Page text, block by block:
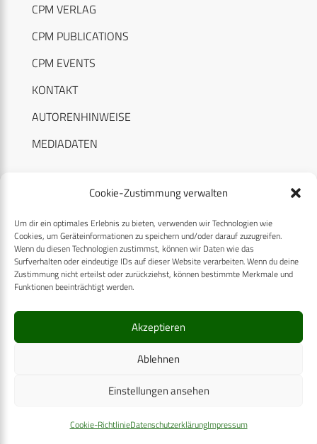
Cookie-Zustimmung verwalten
Um dir ein optimales Erlebnis zu bieten, verwenden wir Technologien wie
Cookies, um Geräteinformationen zu speichern und/oder darauf zuzugreifen.
Wenn du diesen Technologien zustimmst, können wir Daten wie das
Surfverhalten oder eindeutige IDs auf dieser Website verarbeiten. Wenn du deine
Zustimmung nicht erteilst oder zurückziehst, können bestimmte Merkmale und
Funktionen beeinträchtigt werden.
Akzeptieren
Ablehnen
Einstellungen ansehen
Cookie-RichtlinieDatenschutzerklärungImpressum
CPM VERLAG
CPM PUBLICATIONS
CPM EVENTS
KONTAKT
AUTORENHINWEISE
MEDIADATEN
RECHTLICHES
Datenschutzerklärung
Cookie-Richtlinie (EU)
© 2025 CPM GmbH – Alle Rechte vorbehalten